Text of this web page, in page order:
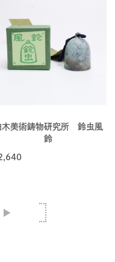
木美術鋳物研究所 鈴虫風
鈴